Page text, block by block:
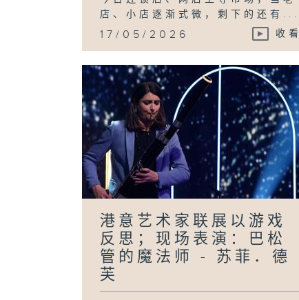
店、小店逐渐式微，剩下的还有...
17/05/2026 收看
港意艺术家联展以游戏
反思；现场表演：巴松
管的魔法师 - 苏菲．德
芙